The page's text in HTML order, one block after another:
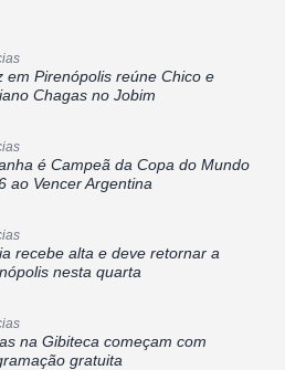
em Pirenópolis reúne Chico e
Chagas no Jobim
é Campeã da Copa do Mundo
ao Vencer Argentina
recebe alta e deve retornar a
nesta quarta
na Gibiteca começam com
gratuita